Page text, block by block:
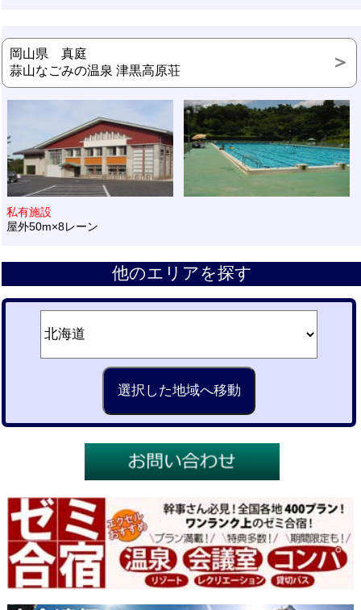
岡山県 真庭
蒜山なごみの温泉 津黒高原荘
私有施設
屋外50m×8レーン
他のエリアを探す